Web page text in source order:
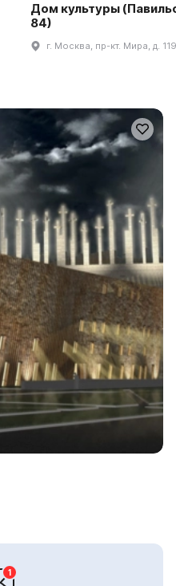
Дом культуры
84)
г. Москва, пр-кт. Мира, д. 119